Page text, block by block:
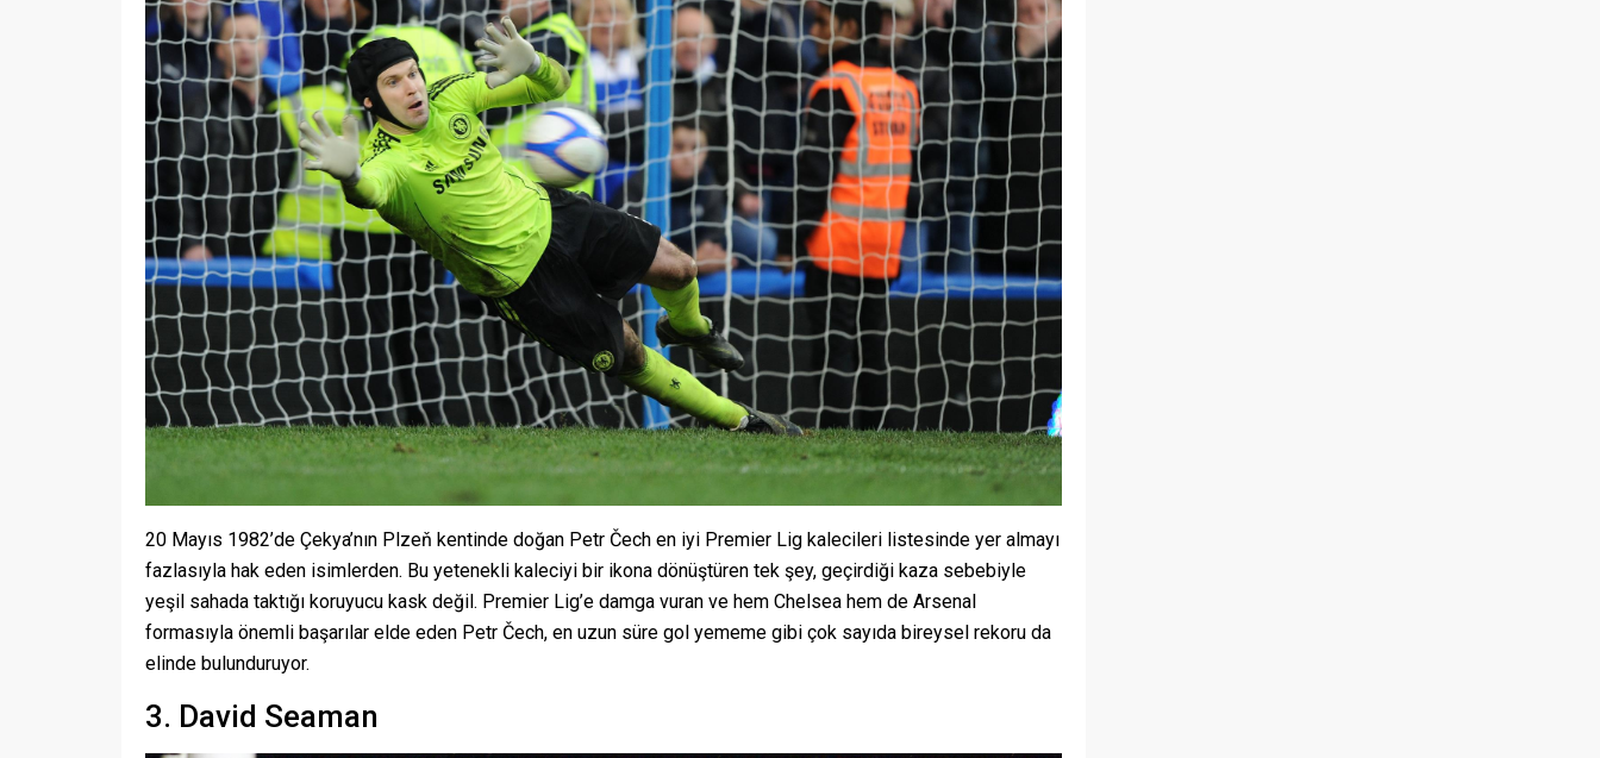
20 Mayıs 1982’de Çekya’nın Plzeň kentinde doğan Petr Čech en iyi Premier Lig kalecileri listesinde yer almayı
fazlasıyla hak eden isimlerden. Bu yetenekli kaleciyi bir ikona dönüştüren tek şey, geçirdiği kaza sebebiyle
yeşil sahada taktığı koruyucu kask değil. Premier Lig’e damga vuran ve hem Chelsea hem de Arsenal
formasıyla önemli başarılar elde eden Petr Čech, en uzun süre gol yememe gibi çok sayıda bireysel rekoru da
elinde bulunduruyor.
3. David Seaman